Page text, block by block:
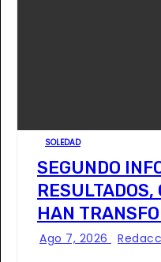
SOLEDAD
SEGUNDO
RESULTADOS,
HAN
DE LOS
Ago 7, 2026